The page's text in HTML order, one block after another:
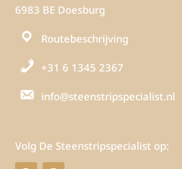
6983 BE Doesburg
Routebeschrijving
+31 6 1345 2367
info@steenstripspecialist.nl
Volg De Steenstripspecialist op: